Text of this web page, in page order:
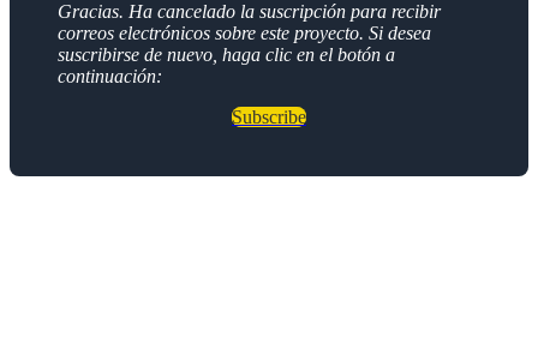
Gracias. Ha cancelado la suscripción para recibir
correos electrónicos sobre este proyecto. Si desea
suscribirse de nuevo, haga clic en el botón a
continuación:
Subscribe